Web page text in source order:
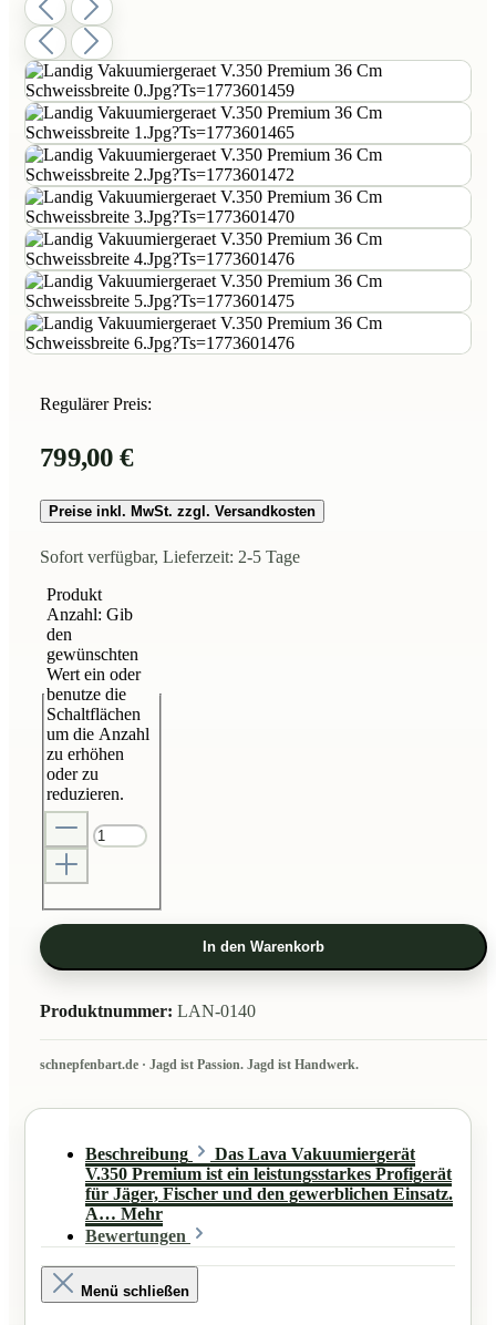
Regulärer Preis:
799,00 €
Preise inkl. MwSt. zzgl. Versandkosten
Sofort verfügbar, Lieferzeit: 2-5 Tage
Produkt
Anzahl: Gib
den
gewünschten
Wert ein oder
benutze die
Schaltflächen
um die Anzahl
zu erhöhen
oder zu
reduzieren.
In den Warenkorb
Produktnummer: LAN-0140
Beschreibung
Das Lava Vakuumiergerät
V.350 Premium ist ein leistungsstarkes Profigerät
für Jäger, Fischer und den gewerblichen Einsatz.
A… Mehr
Bewertungen
Menü schließen